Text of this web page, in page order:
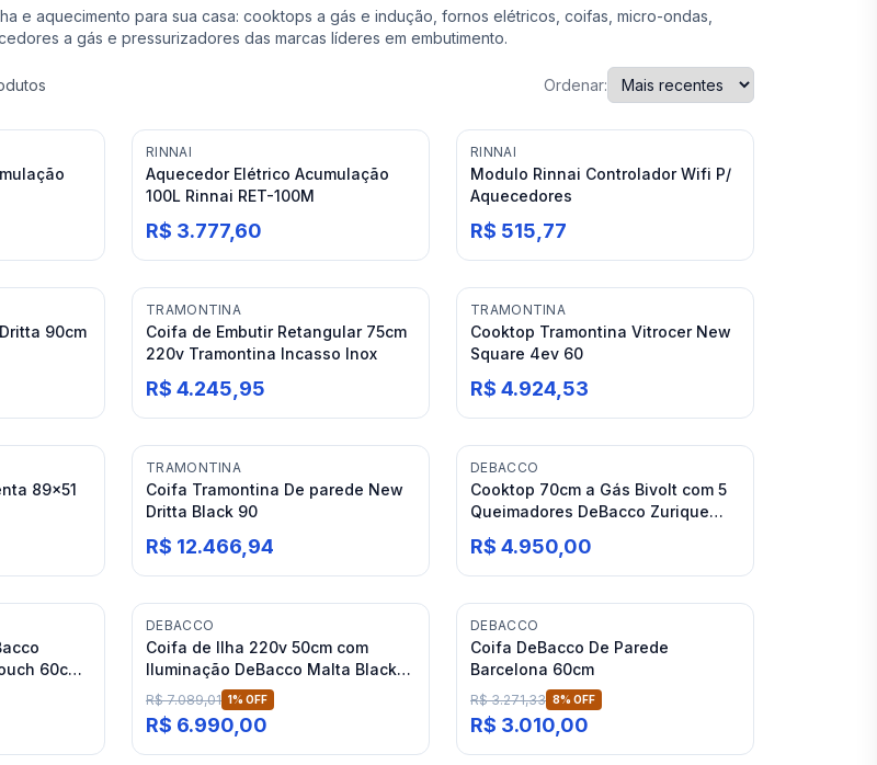
e aquecimento para sua casa: cooktops a gás e indução, fornos elétricos, coifas, micro-ondas,
a gás e pressurizadores das marcas líderes em embutimento.
Ordenar:
RINNAI
Aquecedor Elétrico Acumulação
100L Rinnai RET-100M
R$ 3.777,60
RINNAI
Modulo Rinnai Controlador Wifi P/
Aquecedores
R$ 515,77
90cm
TRAMONTINA
Coifa de Embutir Retangular 75cm
220v Tramontina Incasso Inox
R$ 4.245,95
TRAMONTINA
Cooktop Tramontina Vitrocer New
Square 4ev 60
R$ 4.924,53
89x51
TRAMONTINA
Coifa Tramontina De parede New
Dritta Black 90
R$ 12.466,94
DEBACCO
Cooktop 70cm a Gás Bivolt com 5
Queimadores DeBacco Zurique
Inox
R$ 4.950,00
60cm
DEBACCO
Coifa de Ilha 220v 50cm com
Iluminação DeBacco Malta Black
Matte
R$ 7.089,01 1% OFF
R$ 6.990,00
DEBACCO
Coifa DeBacco De Parede
Barcelona 60cm
R$ 3.271,33 8% OFF
R$ 3.010,00